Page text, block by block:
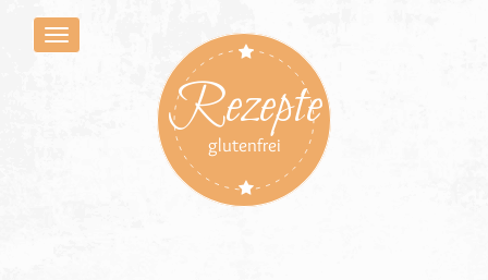
Rezepte
glutenfrei